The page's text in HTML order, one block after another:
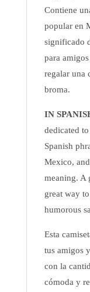
Contiene
popular en
significado
para
regalar una
broma.
IN
dedicated
Spanish
Mexico,
meaning. A
great way
humorous
Esta
tus amigos
con la
cómoda y